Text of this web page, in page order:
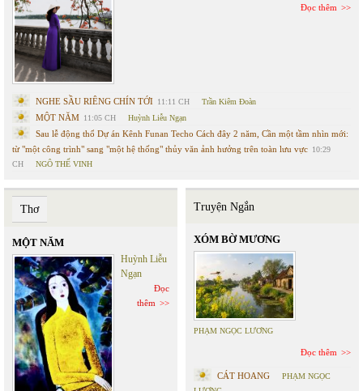
Đọc thêm
NGHE SẦU RIÊNG CHÍN TỚI 11:11 CH Trần Kiêm Đoàn
MỘT NĂM 11:05 CH Huỳnh Liễu Ngạn
Sau lễ động thổ Dự án Kênh Funan Techo Cách đây 2 năm, Cần một tầm nhìn mới:
từ "một công trình" sang "một hệ thống" thủy văn ảnh hưởng trên toàn lưu vực 10:29
CH
NGÔ THẾ VINH
Thơ
MỘT NĂM
Huỳnh Liễu
Ngạn
Đọc
thêm
Truyện Ngắn
XÓM BỜ MƯƠNG
PHẠM NGỌC LƯƠNG
Đọc thêm
CÁT HOANG
PHẠM NGỌC